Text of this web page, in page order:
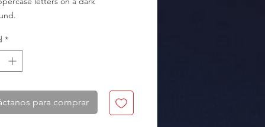
Box of 100 pieces.
*
para comprar